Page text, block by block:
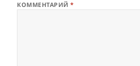
КОММЕНТАРИЙ*